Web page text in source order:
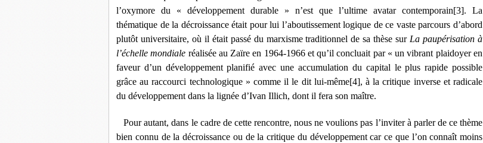
l’oxymore du « développement durable » n’est que l’ultime avatar contemporain[3]. La
thématique de la décroissance était pour lui l’aboutissement logique de ce vaste parcours d’abord
plutôt universitaire, où il était passé du marxisme traditionnel de sa thèse sur La paupérisation à
l’échelle mondiale réalisée au Zaïre en 1964-1966 et qu’il concluait par « un vibrant plaidoyer en
faveur d’un développement planifié avec une accumulation du capital le plus rapide possible
grâce au raccourci technologique » comme il le dit lui-même[4], à la critique inverse et radicale
du développement dans la lignée d’Ivan Illich, dont il fera son maître.
Pour autant, dans le cadre de cette rencontre, nous ne voulions pas l’inviter à parler de ce thème
bien connu de la décroissance ou de la critique du développement car ce que l’on connaît moins